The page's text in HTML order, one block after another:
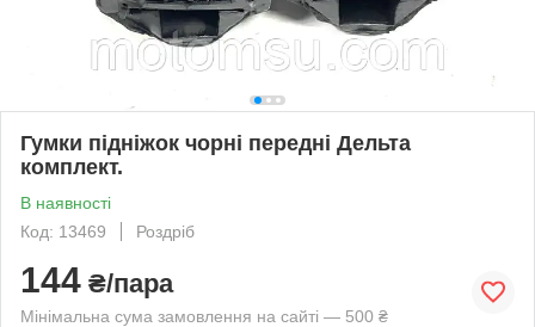
Гумки підніжок чорні передні Дельта
комплект.
В наявності
Код: 13469
Роздріб
144 ₴/пара
Мінімальна сума замовлення на сайті — 500 ₴